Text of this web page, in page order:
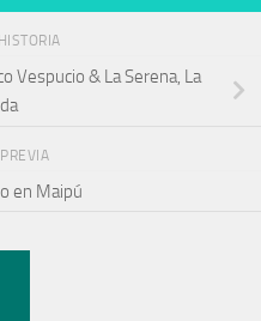
Vespucio & La Serena, La
en Maipú